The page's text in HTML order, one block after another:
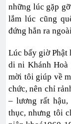
những lúc gặp
lắm lúc cũng
đứng hẳn ra
Lúc bấy giờ Phật
di ni Khánh
mời tôi giúp về
chức, nên chỉ
– lương rất
thục, nhưng tôi